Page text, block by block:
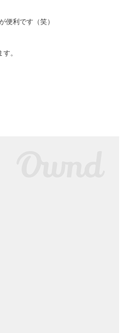
利です（笑）
。